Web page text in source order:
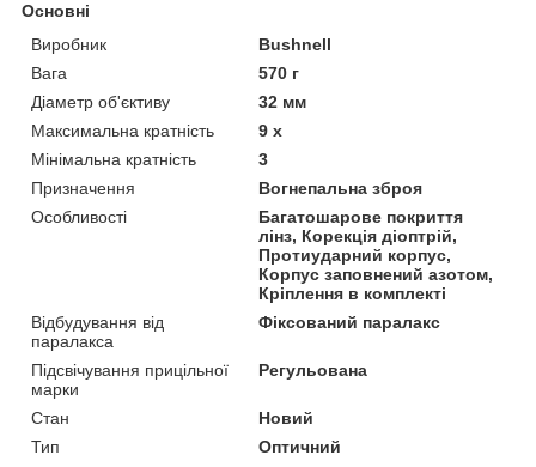
Основні
Виробник
Bushnell
Вага
570 г
Діаметр об'єктиву
32 мм
Максимальна кратність
9 х
Мінімальна кратність
3
Призначення
Вогнепальна зброя
Особливості
Багатошарове покриття
лінз, Корекція діоптрій,
Протиударний корпус,
Корпус заповнений азотом,
Кріплення в комплекті
Відбудування від
паралакса
Фіксований паралакс
Підсвічування прицільної
марки
Регульована
Стан
Новий
Тип
Оптичний